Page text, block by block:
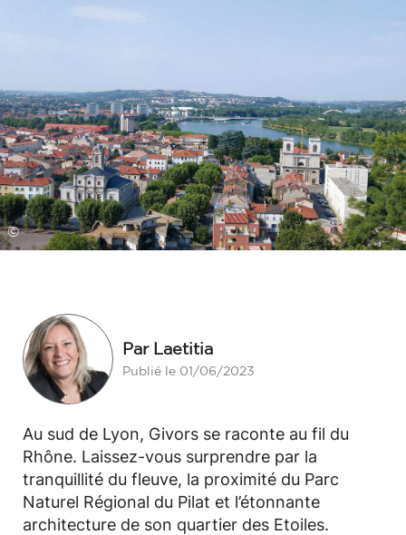
©
Par Laetitia
Publié le 01/06/2023
Au sud de Lyon, Givors se raconte au fil du
Rhône. Laissez-vous surprendre par la
tranquillité du fleuve, la proximité du Parc
Naturel Régional du Pilat et l’étonnante
architecture de son quartier des Etoiles.